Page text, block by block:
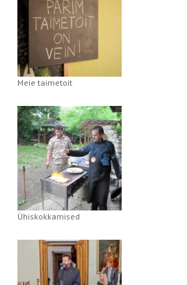
Meie taimetoit
Ühiskokkamised